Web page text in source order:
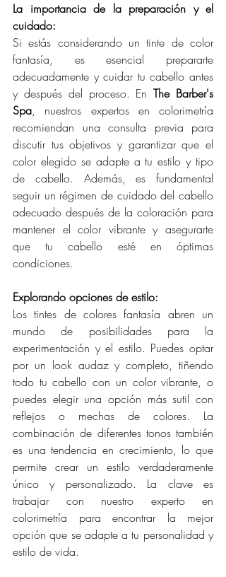
La importancia de la preparación y el
cuidado:
Si estás considerando un tinte de color
fantasía, es esencial prepararte
adecuadamente y cuidar tu cabello antes
y después del proceso. En The Barber's
Spa, nuestros expertos en colorimetría
recomiendan una consulta previa para
discutir tus objetivos y garantizar que el
color elegido se adapte a tu estilo y tipo
de cabello. Además, es fundamental
seguir un régimen de cuidado del cabello
adecuado después de la coloración para
mantener el color vibrante y asegurarte
que tu cabello esté en óptimas
condiciones.
Explorando opciones de estilo:
Los tintes de colores fantasía abren un
mundo de posibilidades para la
experimentación y el estilo. Puedes optar
por un look audaz y completo, tiñendo
todo tu cabello con un color vibrante, o
puedes elegir una opción más sutil con
reflejos o mechas de colores. La
combinación de diferentes tonos también
es una tendencia en crecimiento, lo que
permite crear un estilo verdaderamente
único y personalizado. La clave es
trabajar con nuestro experto en
colorimetría para encontrar la mejor
opción que se adapte a tu personalidad y
estilo de vida.